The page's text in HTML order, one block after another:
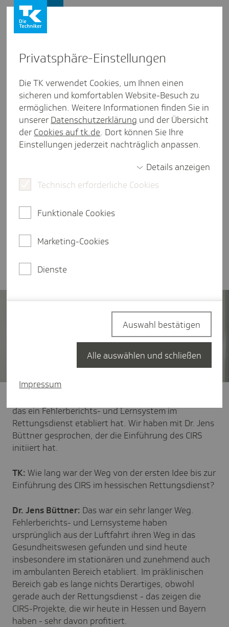
Im Rettungs­dienst aus Fehlern
lernen
Inter­view aus Hessen
Aus Fehlern zu lernen und
Patientensicherheit erhöhen - dieses Prinzip
des Gesundheitswesens, die auch "Critical Incident
werden.
Presse und Politik Patientensicherheit
das ein Fehlerberichts- und Lernsystem im
Rettungsdienst etabliert hat. Wir haben mit Dr. Jens
Büttner gesprochen, der die Einführung des CIRS
initiiert hat.
TK: Wie lang war der Weg von der ersten Idee bis zur
Einführung des CIRS im hessischen Rettungsdienst?
Dr. Jens Büttner: Das war ein sehr langer Weg.
Fehlerberichts- und Lernsysteme haben
ursprünglich aus der Luftfahrt ihren Weg in das
Gesundheitswesen gefunden und sind heute
insbesondere im stationären und zunehmend auch
im ambulanten Bereich etabliert. Im präklinischen
Bereich gab es lange nichts Derartiges, obwohl
gerade auch der Rettungsdienst - das zeigen die
CIRS-Projekte, die wir heute in Hessen und Bayern
haben - sehr davon profitiert.
Privat­sphäre-Einstel­lungen
Die TK verwendet Cookies, um Ihnen einen
sicheren und komfortablen Website-Besuch zu
ermöglichen. Weitere Informationen finden Sie in
unserer Datenschutzerklärung und der Übersicht
der Cookies auf tk.de. Dort können Sie Ihre
Einstellungen jederzeit nachträglich anpassen.
Details anzeigen
Technisch erforderliche Cookies
Funktionale Cookies
Marketing-Cookies
Dienste
Impressum
Auswahl bestätigen
Alle auswählen und schließen